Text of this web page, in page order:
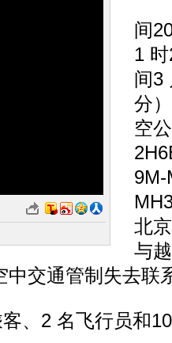
间
1
间3
分
空
9M-
北
与
中交通管制失去联
2 名飞行员和10